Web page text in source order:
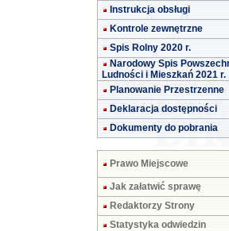
Instrukcja obsługi
Kontrole zewnętrzne
Spis Rolny 2020 r.
Narodowy Spis
Ludności i Mieszkań 2021 r.
Planowanie Przestrzenne
Deklaracja dostępności
Dokumenty do pobrania
Prawo Miejscowe
Jak załatwić sprawę
Redaktorzy Strony
Statystyka odwiedzin